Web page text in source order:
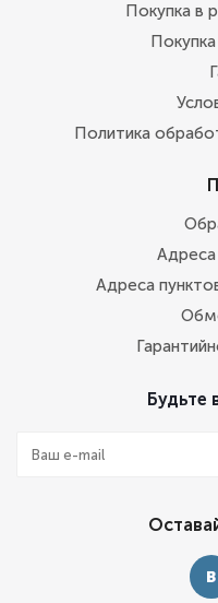
Покупка в
Политика
Адреса
Адреса
Будьте